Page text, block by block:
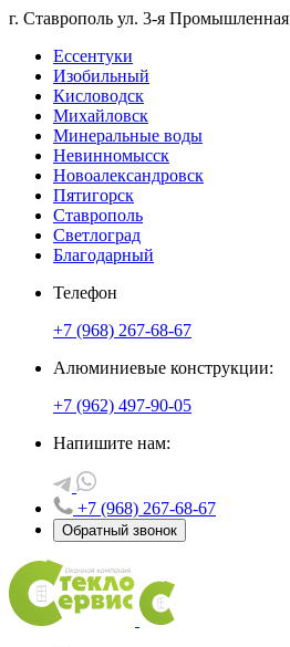
г. Ставрополь ул. 3-я Промышленная
Ессентуки
Изобильный
Кисловодск
Михайловск
Минеральные воды
Невинномысск
Новоалександровск
Пятигорск
Ставрополь
Светлоград
Благодарный
Телефон
+7 (968) 267-68-67
Алюминиевые конструкции:
+7 (962) 497-90-05
Напишите нам:
+7 (968) 267-68-67
Обратный звонок